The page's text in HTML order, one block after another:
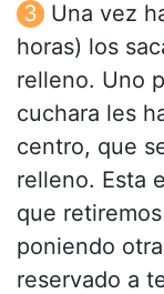
Una vez
horas) los
relleno. Uno
cuchara les
centro, que
relleno. Esta
que
poniendo
reservado a